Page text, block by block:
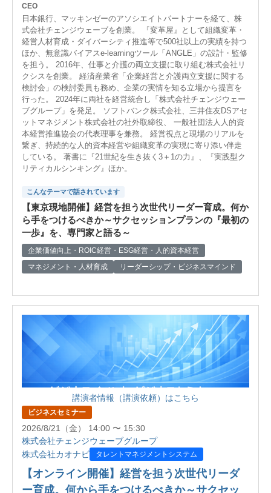
CEO
日本銀行、マッキンゼーのアソシエイトパートナーを経て、株
式会社チェンジウェーブを創業。 『変革屋』として組織変革・
経営人材育成・ダイバーシティ推進等で500社以上の実績を持つ
ほか、無意識バイアスe-learningツール「ANGLE」の設計・監修
を担う。 2016年、仕事と介護の両立支援に取り組む株式会社リ
クシスを創業。 経済産業省「企業経営と介護両立支援に関する
検討会」の検討委員も務め、企業の実情を知る立場から提言を
行った。 2024年に両社を経営統合し「株式会社チェンジウェー
ブグループ」を発足。 ソフトバンク株式会社、三井住友DSアセ
ットマネジメント株式会社の社外取締役、 一般社団法人人的資
本経営推進協会の代表理事を兼務。 経営視点と現場のリアルを
繋ぎ、持続的な人的資本経営や組織変革の実現に寄り添い伴走
している。 著書に『21世紀を生き抜く3＋1の力』、『実践型ク
リティカルシンキング』ほか。
こんなテーマで話されています
【東京現地開催】経営を担う次世代リーダー育成。何か
ら手をつけるべきか～サクセッションプランの『最初の
一歩』を、専門家と語る～
企業価値向上・ROIC経営・ESG経営・人的資本経営
マネジメント・人材育成
リーダーシップ・ビジネスマインド
講演者情報（講演依頼）はこちら
ビジネスセミナー
2026/8/21（金） 14:00 〜 15:30
株式会社チェンジウェーブグループ
株式会社カオナビ
タレントマネジメントシステム
【オンライン開催】経営を担う次世代リーダ
ー育成。何から手をつけるべきか～サクセッ